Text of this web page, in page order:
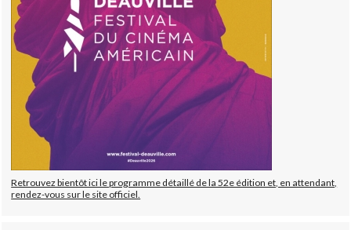
Retrouvez bientôt ici le programme détaillé de la 52e édition et, en attendant,
rendez-vous sur le site officiel.